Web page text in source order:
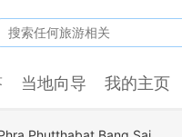
当地向导 我的主页